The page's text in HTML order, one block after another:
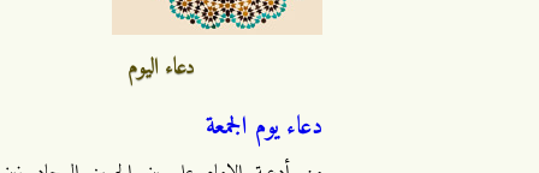
دعاء اليوم
دعاء يوم الجمعة